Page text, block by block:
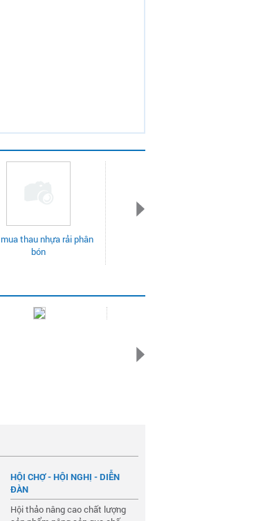
Cần mua béc phun
HỘI CHỢ - HỘI NGHỊ - DIỄN
ĐÀN
Hội thảo nâng cao chất lượng